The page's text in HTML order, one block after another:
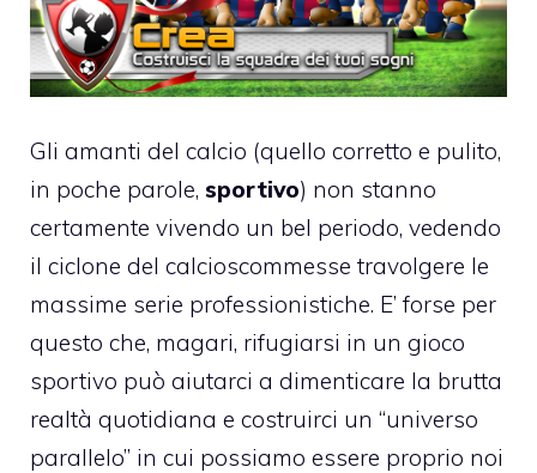
Gli amanti del calcio (quello corretto e pulito,
in poche parole, sportivo) non stanno
certamente vivendo un bel periodo, vedendo
il ciclone del calcioscommesse travolgere le
massime serie professionistiche. E’ forse per
questo che, magari, rifugiarsi in un gioco
sportivo può aiutarci a dimenticare la brutta
realtà quotidiana e costruirci un “universo
parallelo” in cui possiamo essere proprio noi